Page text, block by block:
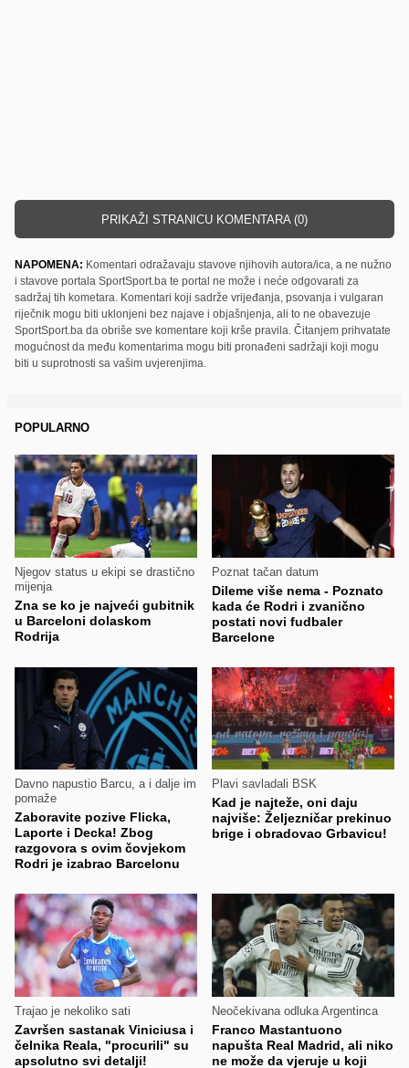
PRIKAŽI STRANICU KOMENTARA (0)
NAPOMENA: Komentari odražavaju stavove njihovih autora/ica, a ne nužno
i stavove portala SportSport.ba te portal ne može i neće odgovarati za
sadržaj tih kometara. Komentari koji sadrže vrijeđanja, psovanja i vulgaran
riječnik mogu biti uklonjeni bez najave i objašnjenja, ali to ne obavezuje
SportSport.ba da obriše sve komentare koji krše pravila. Čitanjem prihvatate
mogućnost da među komentarima mogu biti pronađeni sadržaji koji mogu
biti u suprotnosti sa vašim uvjerenjima.
POPULARNO
Njegov status u ekipi se drastično
mijenja
Zna se ko je najveći gubitnik
u Barceloni dolaskom
Rodrija
Poznat tačan datum
Dileme više nema - Poznato
kada će Rodri i zvanično
postati novi fudbaler
Barcelone
Davno napustio Barcu, a i dalje im
pomaže
Zaboravite pozive Flicka,
Laporte i Decka! Zbog
razgovora s ovim čovjekom
Rodri je izabrao Barcelonu
Plavi savladali BSK
Kad je najteže, oni daju
najviše: Željezničar prekinuo
brige i obradovao Grbavicu!
Trajao je nekoliko sati
Završen sastanak Viniciusa i
čelnika Reala, "procurili" su
apsolutno svi detalji!
Neočekivana odluka Argentinca
Franco Mastantuono
napušta Real Madrid, ali niko
ne može da vjeruje u koji